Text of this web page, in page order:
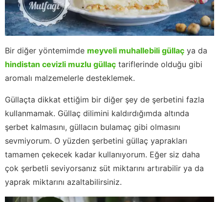
Bir diğer yöntemimde meyveli muhallebili güllaç ya da
hindistan cevizli muzlu güllaç tariflerinde olduğu gibi
aromalı malzemelerle desteklemek.
Güllaçta dikkat ettiğim bir diğer şey de şerbetini fazla
kullanmamak. Güllaç dilimini kaldırdığımda altında
şerbet kalmasını, güllacın bulamaç gibi olmasını
sevmiyorum. O yüzden şerbetini güllaç yaprakları
tamamen çekecek kadar kullanıyorum. Eğer siz daha
çok şerbetli seviyorsanız süt miktarını artırabilir ya da
yaprak miktarını azaltabilirsiniz.